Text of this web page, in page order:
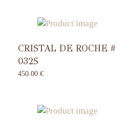
CRISTAL DE ROCHE #
032S
450.00 €